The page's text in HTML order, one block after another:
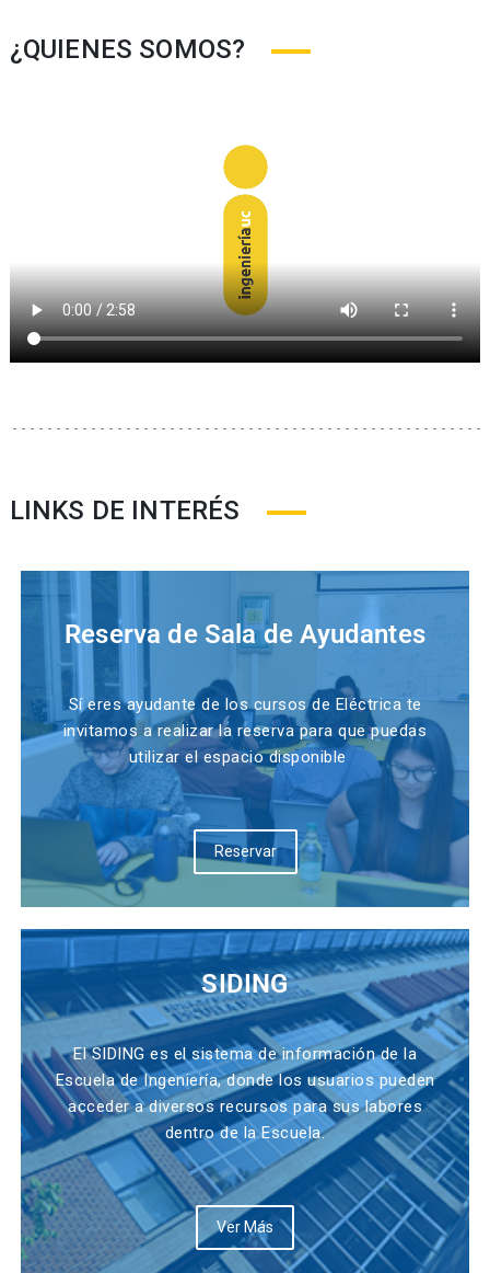
¿QUIENES SOMOS?
LINKS DE INTERÉS
Reserva de Sala de Ayudantes
Sí eres ayudante de los cursos de Eléctrica te
invitamos a realizar la reserva para que puedas
utilizar el espacio disponible
Reservar
SIDING
El SIDING es el sistema de información de la
Escuela de Ingeniería, donde los usuarios pueden
acceder a diversos recursos para sus labores
dentro de la Escuela.
Ver Más